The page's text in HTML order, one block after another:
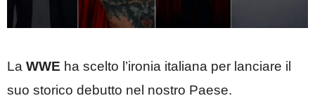
La WWE ha scelto l’ironia italiana per lanciare il
suo storico debutto nel nostro Paese.